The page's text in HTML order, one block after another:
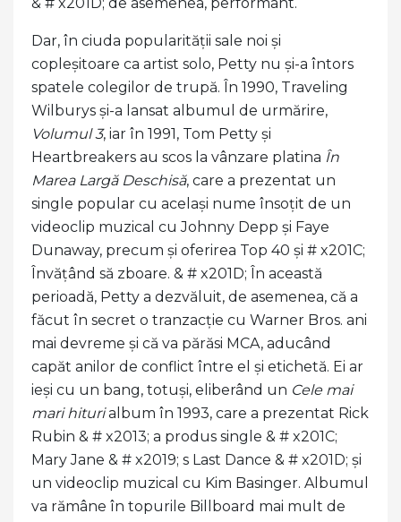
Dar, în ciuda popularității sale noi și
copleșitoare ca artist solo, Petty nu și-a întors
spatele colegilor de trupă. În 1990, Traveling
Wilburys și-a lansat albumul de urmărire,
Volumul 3, iar în 1991, Tom Petty și
Heartbreakers au scos la vânzare platina În
Marea Largă Deschisă, care a prezentat un
single popular cu același nume însoțit de un
videoclip muzical cu Johnny Depp și Faye
Dunaway, precum și oferirea Top 40 și # x201C;
Învățând să zboare. & # x201D; În această
perioadă, Petty a dezvăluit, de asemenea, că a
făcut în secret o tranzacție cu Warner Bros. ani
mai devreme și că va părăsi MCA, aducând
capăt anilor de conflict între el și etichetă. Ei ar
ieși cu un bang, totuși, eliberând un Cele mai
mari hiturialbum în 1993, care a prezentat Rick
Rubin & # x2013; a produs single & # x201C;
Mary Jane & # x2019; s Last Dance & # x201D; și
un videoclip muzical cu Kim Basinger. Albumul
va rămâne în topurile Billboard mai mult de